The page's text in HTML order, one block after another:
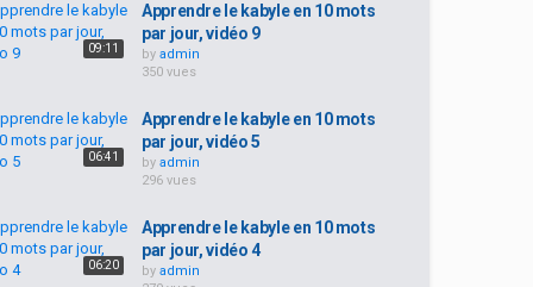
09:11
Apprendre le kabyle en 10 mots
par jour, vidéo 9
by admin
350 vues
06:41
Apprendre le kabyle en 10 mots
par jour, vidéo 5
by admin
296 vues
06:20
Apprendre le kabyle en 10 mots
par jour, vidéo 4
by admin